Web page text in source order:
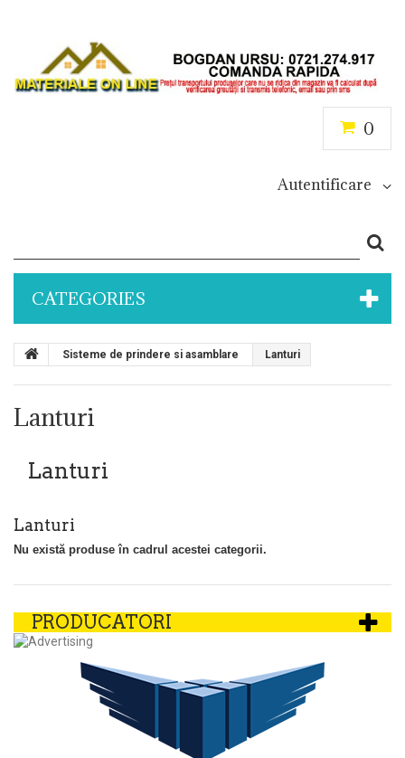
0
Autentificare
CATEGORIES
Sisteme de prindere si asamblare Lanturi
Lanturi
Lanturi
Lanturi
Nu există produse în cadrul acestei categorii.
PRODUCATORI